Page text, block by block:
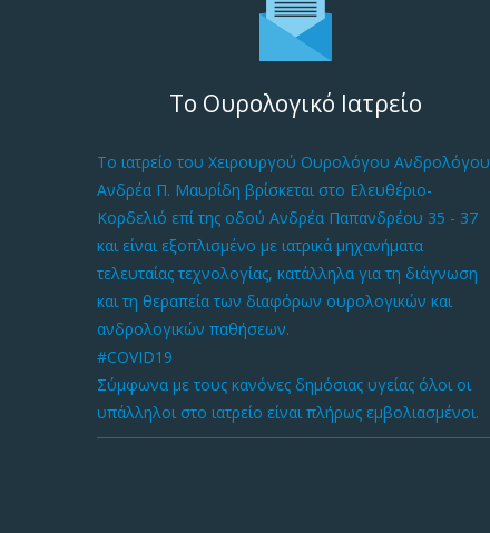
Το Ουρολογικό Ιατρείο
Το ιατρείο του Χειρουργού Ουρολόγου Ανδρολόγου
Ανδρέα Π. Μαυρίδη βρίσκεται στο Ελευθέριο-
Κορδελιό επί της οδού Ανδρέα Παπανδρέου 35 - 37
και είναι εξοπλισμένο με ιατρικά μηχανήματα
τελευταίας τεχνολογίας, κατάλληλα για τη διάγνωση
και τη θεραπεία των διαφόρων ουρολογικών και
ανδρολογικών παθήσεων.
#COVID19
Σύμφωνα με τους κανόνες δημόσιας υγείας όλοι οι
υπάλληλοι στο ιατρείο είναι πλήρως εμβολιασμένοι.